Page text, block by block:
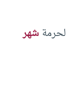
لحرمةشهر